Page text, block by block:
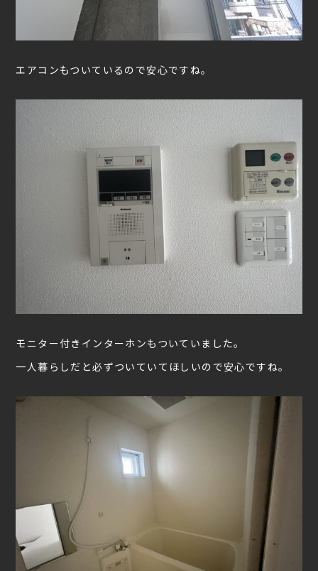
エアコンもついているので安心ですね。
モニター付きインターホンもついていました。
一人暮らしだと必ずついていてほしいので安心ですね。